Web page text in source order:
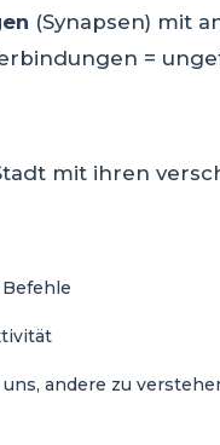
(Synapsen) mit
=
mit ihren
andere zu